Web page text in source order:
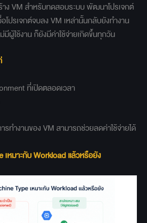
ง VM สำหรับทดสอบระบบ พัฒนาโปรเจกต์
โปรเจกต์จบลง VM เหล่านั้นกลับยังทำงาน
มีผู้ใช้งาน ก็ยังมีค่าใช้จ่ายเกิดขึ้นทุกวัน
ที่เปิดตลอดเวลา
ทำงานของ VM สามารถช่วยลดค่าใช้จ่ายได้
เหมาะกับ Workload แล้วหรือยัง